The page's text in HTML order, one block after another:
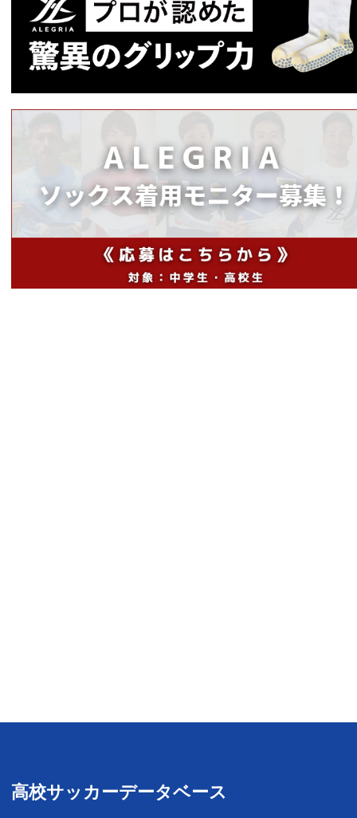
高校サッカーデータベース